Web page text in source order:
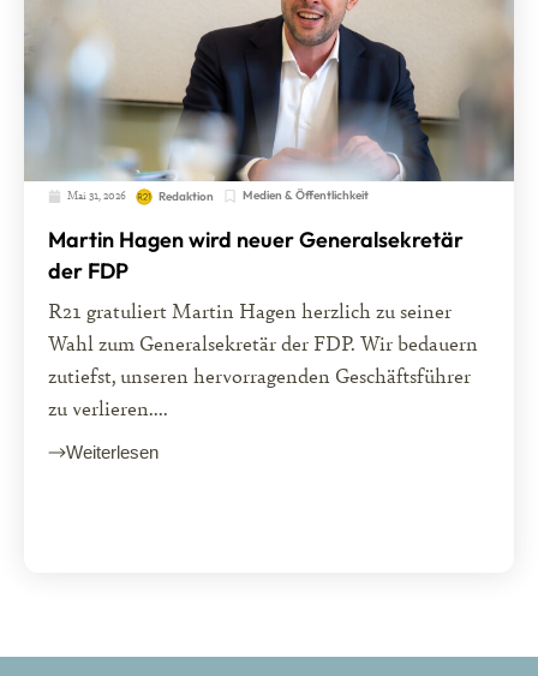
Mai 31, 2026 Redaktion Medien & Öffentlichkeit
Martin Hagen wird neuer Generalsekretär
der FDP
R21 gratuliert Martin Hagen herzlich zu seiner
Wahl zum Generalsekretär der FDP. Wir bedauern
zutiefst, unseren hervorragenden Geschäftsführer
zu verlieren....
Weiterlesen